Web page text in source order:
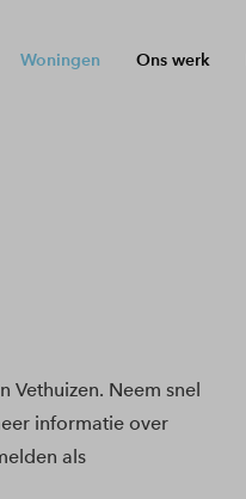
Woningen Ons werk
Vethuizen. Neem snel
informatie over
als